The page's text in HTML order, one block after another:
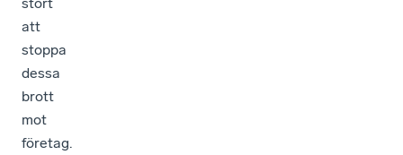
att
stoppa
dessa
brott
mot
företag.